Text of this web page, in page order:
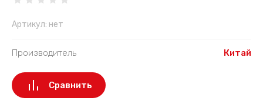
Артикул: нет
Производитель Китай
Сравнить